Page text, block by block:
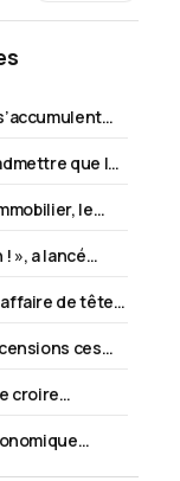
du
que la
le
», a lancé
femmesde tête
ces
croire
« Lutter